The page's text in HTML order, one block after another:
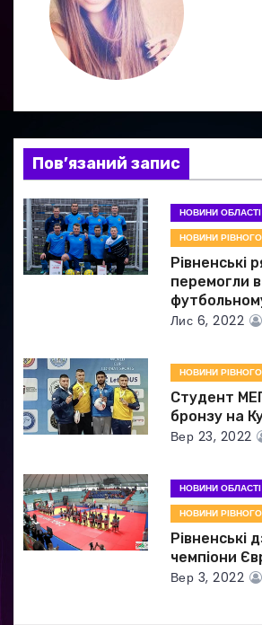
я
з
а
п
и
в
Пов’язаний запис
НОВИНИ ОБЛАСТІ
НОВИНИ РІВНОГО
Рівненські
перемогли
Лис 6, 2022
НОВИНИ РІВНОГО
Студент
бронзу на
Вер 23, 2022
НОВИНИ ОБЛАСТІ
НОВИНИ РІВНОГО
Рівненські
чемпіони
Вер 3, 2022